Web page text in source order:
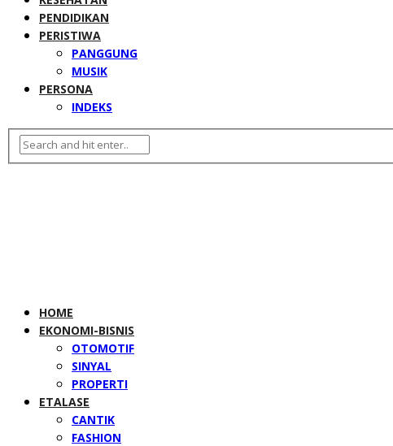
PENDIDIKAN
PERISTIWA
PANGGUNG
MUSIK
PERSONA
INDEKS
HOME
EKONOMI-BISNIS
OTOMOTIF
SINYAL
PROPERTI
ETALASE
CANTIK
FASHION